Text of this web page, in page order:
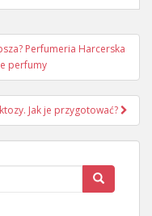
Perfumeria Harcerska
perfumy
Jak je przygotować?